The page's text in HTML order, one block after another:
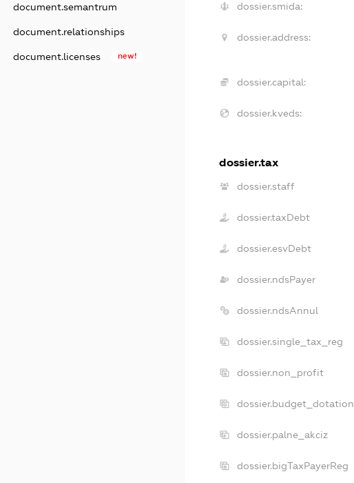
document.semantrum
document.relationships
document.licenses new!
dossier.smida:
dossier.address:
dossier.capital:
dossier.kveds:
dossier.tax
dossier.staff
dossier.taxDebt
dossier.esvDebt
dossier.ndsPayer
dossier.ndsAnnul
dossier.single_tax_reg
dossier.non_profit
dossier.budget_dotation
dossier.palne_akciz
dossier.bigTaxPayerReg